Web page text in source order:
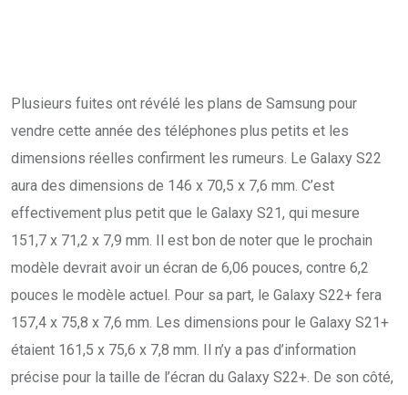
Plusieurs fuites ont révélé les plans de Samsung pour
vendre cette année des téléphones plus petits et les
dimensions réelles confirment les rumeurs. Le Galaxy S22
aura des dimensions de 146 x 70,5 x 7,6 mm. C’est
effectivement plus petit que le Galaxy S21, qui mesure
151,7 x 71,2 x 7,9 mm. Il est bon de noter que le prochain
modèle devrait avoir un écran de 6,06 pouces, contre 6,2
pouces le modèle actuel. Pour sa part, le Galaxy S22+ fera
157,4 x 75,8 x 7,6 mm. Les dimensions pour le Galaxy S21+
étaient 161,5 x 75,6 x 7,8 mm. Il n’y a pas d’information
précise pour la taille de l’écran du Galaxy S22+. De son côté,